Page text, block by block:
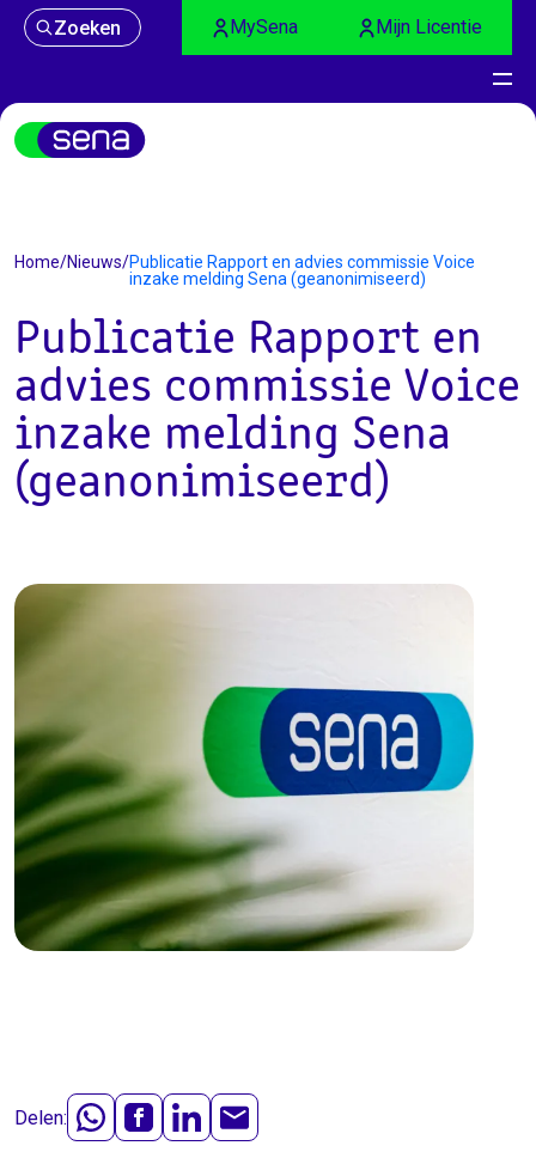
Zoeken MySena Mijn Licentie
Home/Nieuws/Publicatie Rapport en advies commissie Voice
inzake melding Sena (geanonimiseerd)
Publicatie Rapport en
advies commissie Voice
inzake melding Sena
(geanonimiseerd)
Delen: